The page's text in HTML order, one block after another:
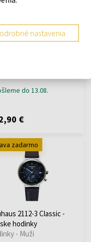
do 13.08.
€
zadarmo
2112-3 Classic -
hodinky
- Muži
nastavenia